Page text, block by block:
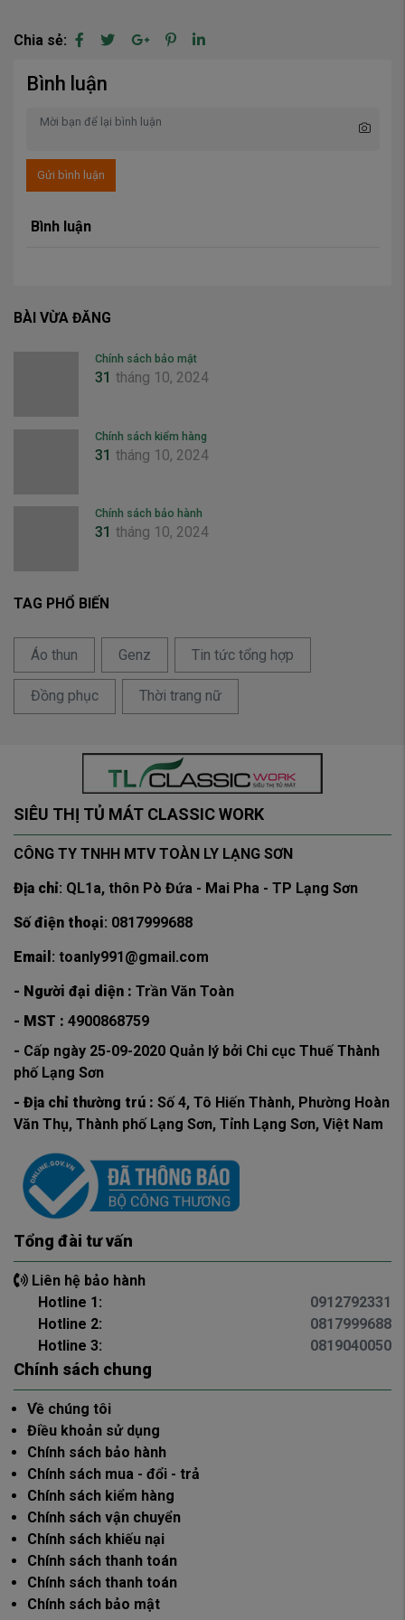
Chia sẻ:
Bình luận
Gửi bình luận
Bình luận
BÀI VỪA ĐĂNG
Chính sách bảo mật
31 tháng 10, 2024
Chính sách kiểm hàng
31 tháng 10, 2024
Chính sách bảo hành
31 tháng 10, 2024
TAG PHỔ BIẾN
Áo thun Genz Tin tức tổng hợp
Đồng phục Thời trang nữ
SIÊU THỊ TỦ MÁT CLASSIC WORK
CÔNG TY TNHH MTV TOÀN LY LẠNG SƠN
Địa chỉ: QL1a, thôn Pò Đứa - Mai Pha - TP Lạng Sơn
Số điện thoại: 0817999688
Email : toanly991@gmail.com
- Người đại diện : Trần Văn Toàn
- MST : 4900868759
- Cấp ngày 25-09-2020 Quản lý bởi Chi cục Thuế Thành
phố Lạng Sơn
- Địa chỉ thường trú : Số 4, Tô Hiến Thành, Phường Hoàn
Văn Thụ, Thành phố Lạng Sơn, Tỉnh Lạng Sơn, Việt Nam
Tổng đài tư vấn
Liên hệ bảo hành
Hotline 1:
0912792331
Hotline 2:
0817999688
Hotline 3:
0819040050
Chính sách chung
Về chúng tôi
Điều khoản sử dụng
Chính sách bảo hành
Chính sách mua - đổi - trả
Chính sách kiểm hàng
Chính sách vận chuyển
Chính sách khiếu nại
Chính sách thanh toán
Chính sách thanh toán
Chính sách bảo mật